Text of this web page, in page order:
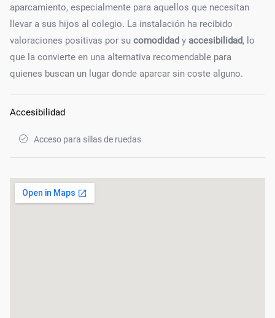
aparcamiento, especialmente para aquellos que necesitan
llevar a sus hijos al colegio. La instalación ha recibido
valoraciones positivas por su comodidad y accesibilidad, lo
que la convierte en una alternativa recomendable para
quienes buscan un lugar donde aparcar sin coste alguno.
Accesibilidad
Acceso para sillas de ruedas